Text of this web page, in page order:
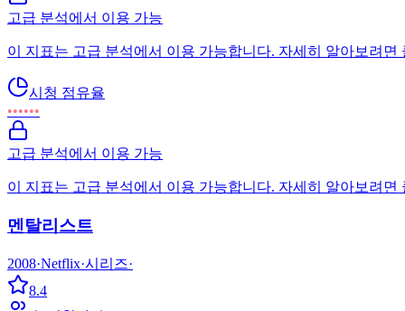
고급 분석에서 이용 가능
이 지표는 고급 분석에서 이용 가능합니다. 자세히 알아보려면
시청 점유율
••••••
고급 분석에서 이용 가능
이 지표는 고급 분석에서 이용 가능합니다. 자세히 알아보려면
멘탈리스트
2008·Netflix·시리즈·
8.4